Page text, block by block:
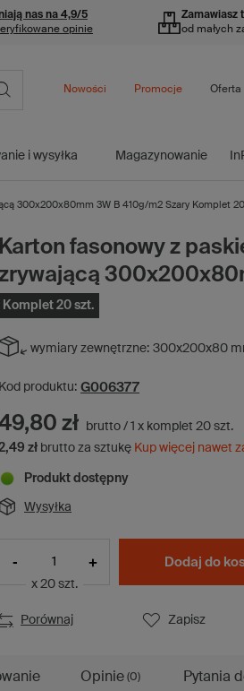
nas na 4,9/5
opinie
Zamawiasz
od małych
i wysyłka Magazynowanie
Nowości Promocje Oferta
300x200x80mm 3W B 410g/m2 Szary Komplet 20
Karton fasonowy z
Komplet 20 szt.
wymiary zewnętrzne: 300x200x80
Kod produktu: G006377
zł brutto / 1 x komplet 20 szt.
zł brutto za sztukę Kup więcej nawet
Produkt dostępny
Wysyłka
- +
x 20 szt.
Dodaj do
Porównaj Zapisz
Opinie (0) Pytania